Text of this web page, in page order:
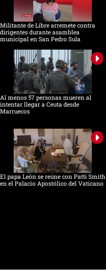
Militante de Libre arremete contra
dirigentes durante asamblea
municipal en San Pedro Sula
Al menos 57 personas mueren al
intentar llegar a Ceuta desde
Marruecos
El papa León se reúne con Patti Smith
en el Palacio Apostólico del Vaticano